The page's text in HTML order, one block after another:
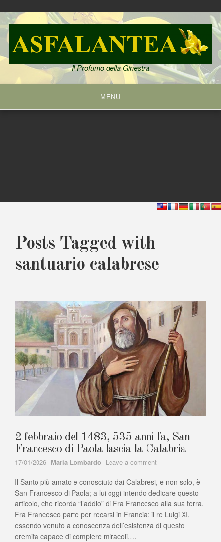
Skip
to
content
Il Profumo della Ginestra
MENU
Posts Tagged with
santuario calabrese
2 febbraio del 1483, 535 anni fa, San
Francesco di Paola lascia la Calabria
17/01/2026 Author
Maria Lombardo Leave a comment
febbraio
del
1483,
535
anni
fa,
Il Santo più amato e conosciuto dai Calabresi, e non solo, è
San Francesco di Paola; a lui oggi intendo dedicare questo
articolo, che ricorda “l’addio” di Fra Francesco alla sua terra.
Fra Francesco parte per recarsi in Francia: il re Luigi XI,
essendo venuto a conoscenza dell’esistenza di questo
eremita capace di compiere miracoli,…